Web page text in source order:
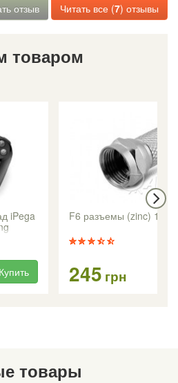
отзыв Читать все (7) отзывы
товаром
iPega
Купить
F6 разъемы (zinc) 100
245 грн
товары